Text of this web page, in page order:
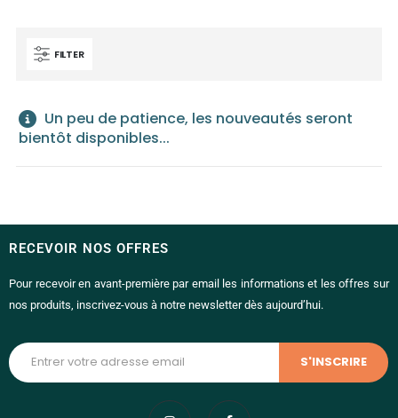
FILTER
Un peu de patience, les nouveautés seront
bientôt disponibles...
RECEVOIR NOS OFFRES
Pour recevoir en avant-première par email les informations et les offres sur
nos produits, inscrivez-vous à notre newsletter dès aujourd’hui.